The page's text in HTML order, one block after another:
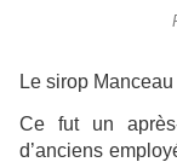
Le sirop
Ce fut un
d’anciens